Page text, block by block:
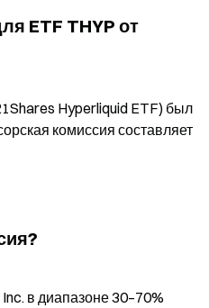
ETF THYP от
Hyperliquid ETF) был
комиссия составляет
в диапазоне 30–70%